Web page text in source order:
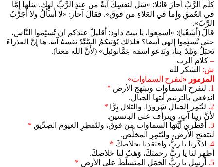
كلَّم الرَّبُ آحازَ قائلا: «سَل لنفسِكَ آيةً من عندِ الرَّبِّ إِلهِك. سَلْها إِمَّا
في العُمقِ وإِما في العَلاءِ من فوق». فقالَ آحاز: «لا أسألُ ولا أُجَرِّبُ
الرَّبّ».
قالَ (أشَعْيا): «اسمعوا، يا بيتَ داود: أقليلٌ عندَكم ان تُسئِموا النَّاس،
حتى تُسئِموا إِلهي أَيضا؟ فلذلك يُؤتيكمُ السَّيِّدُ نفسهُ آية. ها إِنَّ العذراءَ
تَحبَلُ وتَلِدُ ابنا، وتَدعو اسمَه عِمَّانوئيل» (لأَنَّ الله معنا).
– كلام الرب
ش: الشكر لله
المزمور «لتفرح السماوات»
1. لتفرحِ السماوات وتبتهج الأرض *
اندفعي بالترنيم أيتها الجبال.
2. لتُثمِر الجبال سُرورًا، والتلال بِرًّا *
لأنَّ ربنا آتٍ، ويترأّف على البائسين.
3.
أقطُري أيَّتها السماوات من فوق، ولتُمطِرِ الغيوم الصِدِّيق *
لتتفتحِ الأرض، ولتُثمِرِ المخلِّص.
4.
اذكرنا يا ربُّ وافتقدنا بخلاصكَ *
أظهِر لنا يا ربُّ رحمتكَ، وَهَبْ لنا خلاصكَ.
5.
أرسِل يا ربُّ الحَمَل المتسلّطَ على الأرض *